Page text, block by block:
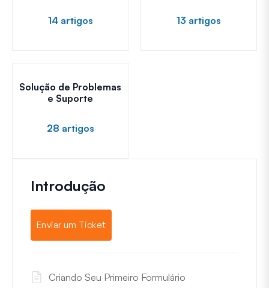
14 artigos 13 artigos
Solução de Problemas
e Suporte
28 artigos
Introdução
Enviar um Ticket
Criando Seu Primeiro Formulário